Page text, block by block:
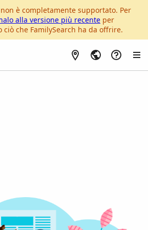
è completamente supportato. Per
alla versione più recente per
che FamilySearch ha da offrire.